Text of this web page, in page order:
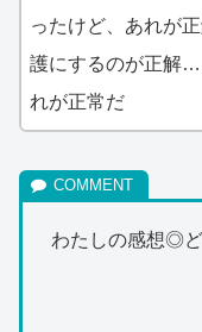
ったけど、あれが
護にするのが正解
れが正常だ
わたしの感想◎